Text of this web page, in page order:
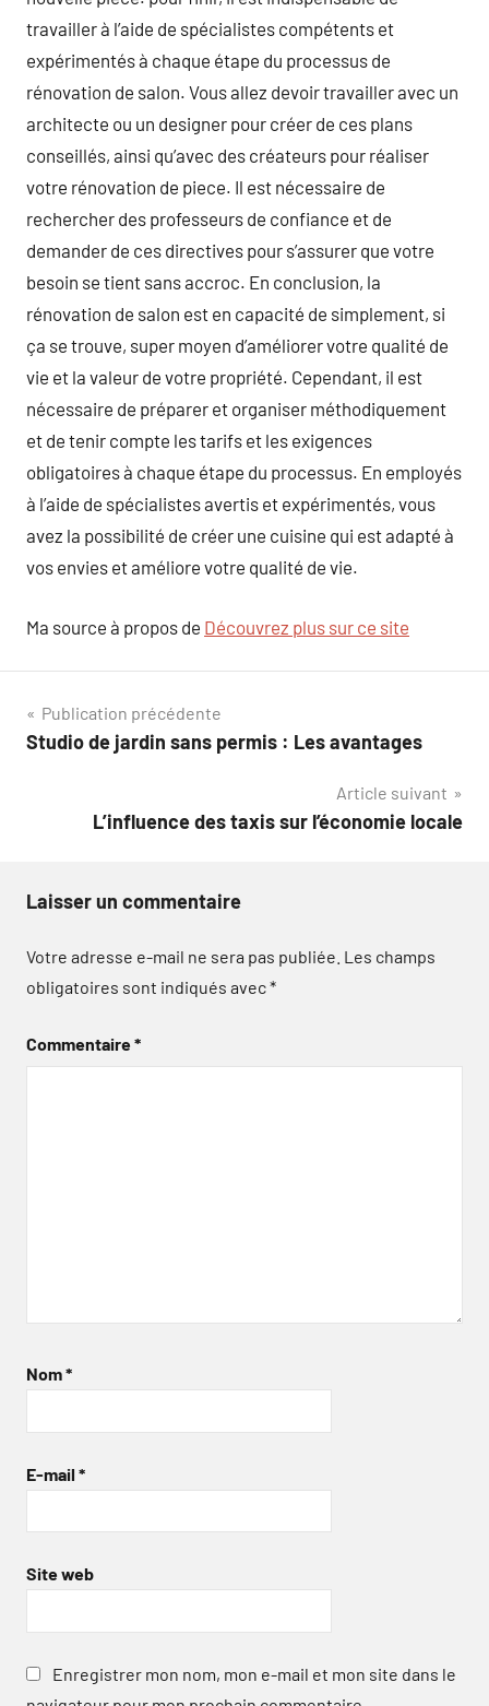
travailler à l’aide de spécialistes compétents et
expérimentés à chaque étape du processus de
rénovation de salon. Vous allez devoir travailler avec un
architecte ou un designer pour créer de ces plans
conseillés, ainsi qu’avec des créateurs pour réaliser
votre rénovation de piece. Il est nécessaire de
rechercher des professeurs de confiance et de
demander de ces directives pour s’assurer que votre
besoin se tient sans accroc. En conclusion, la
rénovation de salon est en capacité de simplement, si
ça se trouve, super moyen d’améliorer votre qualité de
vie et la valeur de votre propriété. Cependant, il est
nécessaire de préparer et organiser méthodiquement
et de tenir compte les tarifs et les exigences
obligatoires à chaque étape du processus. En employés
à l’aide de spécialistes avertis et expérimentés, vous
avez la possibilité de créer une cuisine qui est adapté à
vos envies et améliore votre qualité de vie.
Ma source à propos de Découvrez plus sur ce site
Navigation
de
Publication précédente
Studio de jardin sans permis : Les avantages
Article suivant
L’influence des taxis sur l’économie locale
Laisser un commentaire
Votre adresse e-mail ne sera pas publiée. Les champs
obligatoires sont indiqués avec*
Commentaire*
Nom*
E-mail *
Site web
Enregistrer mon nom, mon e-mail et mon site dans le